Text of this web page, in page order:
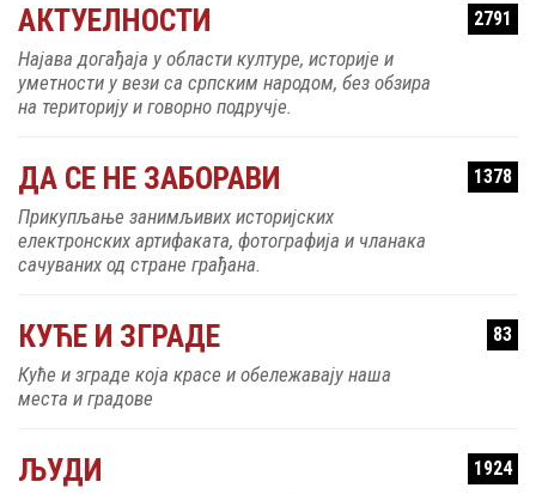
АКТУЕЛНОСТИ 2791
Најава догађаја у области културе, историје и
уметности у вези са српским народом, без обзира
на територију и говорно подручје.
ДА СЕ НЕ ЗАБОРАВИ 1378
Прикупљање занимљивих историјских
електронских артифаката, фотографија и чланака
сачуваних од стране грађана.
КУЋЕ И ЗГРАДЕ 83
Куће и зграде која красе и обележавају наша
места и градове
ЉУДИ 1924